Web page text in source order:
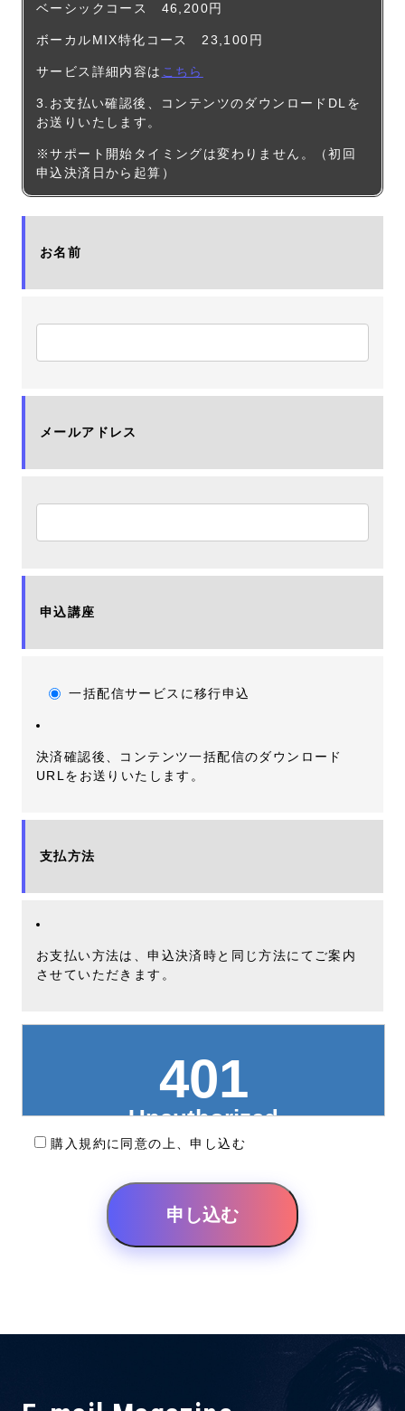
ベーシックコース 46,200円
ボーカルMIX特化コース 23,100円
サービス詳細内容は こちら
3.お支払い確認後、コンテンツのダウンロードDLを
お送りいたします。
※サポート開始タイミングは変わりません。（初回
申込決済日から起算）
お名前
メールアドレス
申込講座
一括配信サービスに移行申込
決済確認後、コンテンツ一括配信のダウンロード
URLをお送りいたします。
支払方法
お支払い方法は、申込決済時と同じ方法にてご案内
させていただきます。
購入規約に同意の上、申し込む